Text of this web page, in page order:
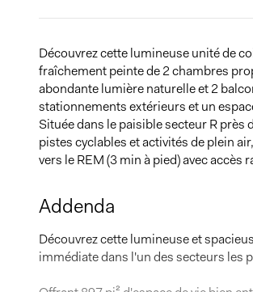
Découvrez cette lumineuse unité de
fraîchement peinte de 2 chambres
abondante lumière naturelle et 2
stationnements extérieurs et un
Située dans le paisible secteur R près
pistes cyclables et activités de plein
vers le REM (3 min à pied) avec accès
Addenda
Découvrez cette lumineuse et
immédiate dans l'un des secteurs les